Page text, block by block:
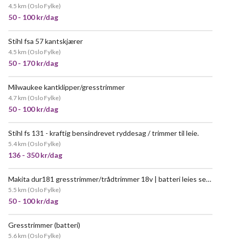
4.5 km (Oslo Fylke)
50 - 100 kr/dag
Stihl fsa 57 kantskjærer
4.5 km (Oslo Fylke)
50 - 170 kr/dag
Milwaukee kantklipper/gresstrimmer
4.7 km (Oslo Fylke)
50 - 100 kr/dag
VELDIG POPULÆR
Stihl fs 131 - kraftig bensindrevet ryddesag / trimmer til leie.
5.4 km (Oslo Fylke)
136 - 350 kr/dag
Makita dur181 gresstrimmer/trådtrimmer 18v | batteri leies separat
5.5 km (Oslo Fylke)
50 - 100 kr/dag
Gresstrimmer (batteri)
5.6 km (Oslo Fylke)